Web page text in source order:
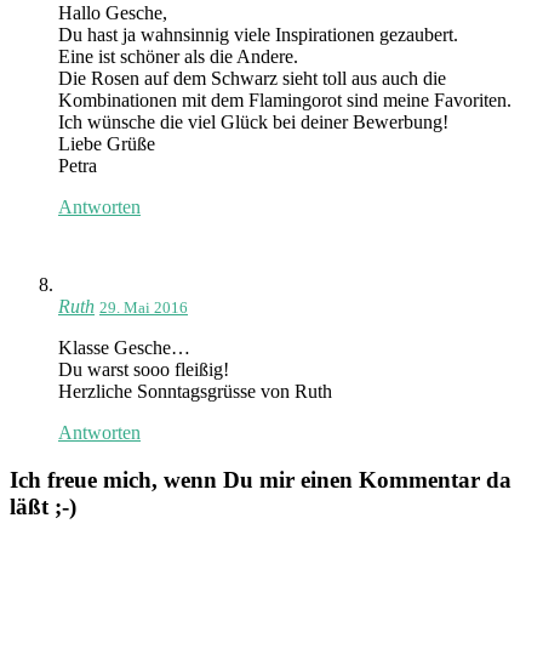
Hallo Gesche,
Du hast ja wahnsinnig viele Inspirationen gezaubert.
Eine ist schöner als die Andere.
Die Rosen auf dem Schwarz sieht toll aus auch die
Kombinationen mit dem Flamingorot sind meine Favoriten.
Ich wünsche die viel Glück bei deiner Bewerbung!
Liebe Grüße
Petra
Antworten
Ruth 29. Mai 2016
Klasse Gesche…
Du warst sooo fleißig!
Herzliche Sonntagsgrüsse von Ruth
Antworten
Ich freue mich, wenn Du mir einen Kommentar da
läßt ;-)